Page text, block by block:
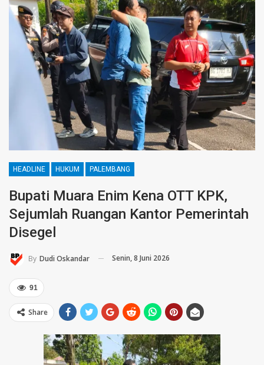
HEADLINE HUKUM PALEMBANG
Bupati Muara Enim Kena OTT KPK,
Sejumlah Ruangan Kantor Pemerintah
Disegel
By Dudi Oskandar Senin, 8 Juni 2026
91
Share